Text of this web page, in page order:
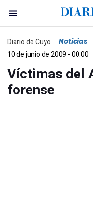
Diario de Cuyo Noticias
10 de junio de 2009 - 00:00
Víctimas del
forense